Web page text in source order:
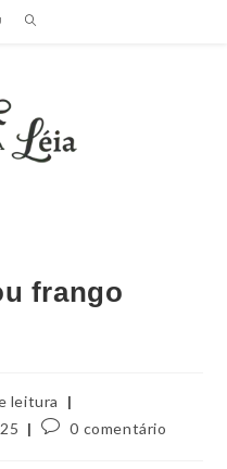
frango
leitura
0 comentário